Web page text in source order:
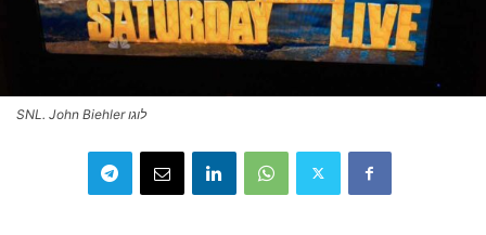
לוגו SNL. John Biehler